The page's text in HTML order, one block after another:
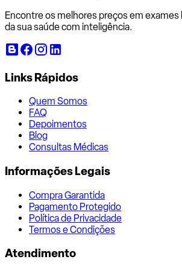
Encontre os melhores preços em exames
da sua saúde com inteligência.
Links Rápidos
Quem Somos
FAQ
Depoimentos
Blog
Consultas Médicas
Informações Legais
Compra Garantida
Pagamento Protegido
Política de Privacidade
Termos e Condições
Atendimento